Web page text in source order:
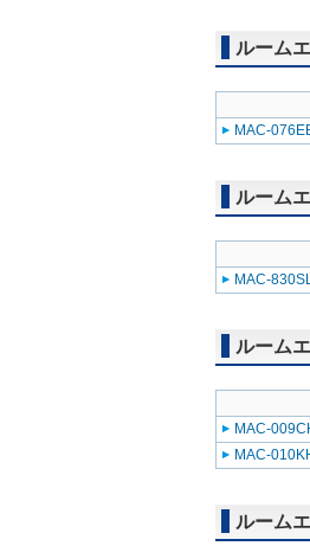
ルーム
MAC-
ルーム
MAC-
ルーム
MAC-
MAC-
ルーム